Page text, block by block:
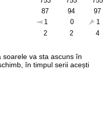
87
1
2
94
0
2
97
1
4
soarele va sta ascuns în
în timpul serii acești